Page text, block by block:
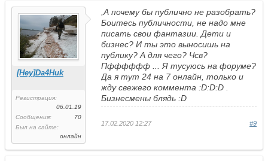
[Hey]Da4Huk
Регистрация:
06.01.19
Сообщения:
70
Был на сайте:
онлайн
,А почему бы публично не разобрать?
Боитесь публичности, не надо мне
писать свои фантазии. Дети и
бизнес? И ты это выносишь на
публику? А для чего? Чсв?
Пфффффф ... Я тусуюсь на форуме?
Да я тут 24 на 7 онлайн, только и
жду свежего коммента :D:D:D .
Бизнесмены блядь :D
17.02.2020 12:27 #9